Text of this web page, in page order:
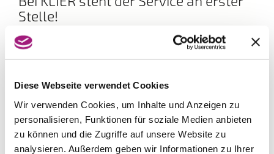
Diese Webseite verwendet Cookies
Wir verwenden Cookies, um Inhalte und Anzeigen zu
personalisieren, Funktionen für soziale Medien anbieten
zu können und die Zugriffe auf unsere Website zu
analysieren. Außerdem geben wir Informationen zu Ihrer
Stelle!
Bedienung mit oder ohne Voranmeldung, eine
individuelle Frisurenberatung und eine kostenlose
Kopfmassage nach dem Waschen sind
Alltag und lassen sich von den neuen Frisurentrends
oder braun – das Team von KLIER freut sich mit Ihnen
den Look zu finden, der perfekt zu Ihnen passt.